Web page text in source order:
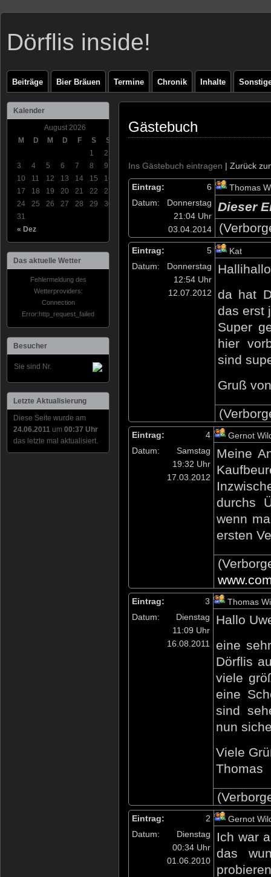
Dörflis inside!
Beiträge Bier Bräuen Termine Chronik Inhalte
Kalender
August 2026
M
D M D F S S
« Dez
1
2
3
4 5 6 7 8
9
10
11 12 13 14 15
16
17
18 19 20 21 22
23
24
25 26 27 28 29
30
31
Das aktuelle Wetter
Fehlermeldung des
Wetterproviders:
Connection
Error:http_request_failed
Besucher
Sie sind Nr.
Letzte Aktualisierung
Diese Seite wurde am
24.06.2011 um 00:37 Uhr
das letzte mal aktualisiert.
Gästebuch
Ins Gästebuch eintragen | Zurück
Eintrag:
6
Datum:
Donnerstag
21:04 Uhr
03.04.2014
Thomas
Dieser
Eintrag:
5
Datum:
Donnerstag
12:54 Uhr
12.07.2012
Kat
da hat
das erst
Super
hier
sind
Gruß
Eintrag:
4
Datum:
Samstag
19:32 Uhr
17.03.2012
Gernot
Meine
durchs
wenn
ersten
Eintrag:
3
Datum:
Dienstag
11:09 Uhr
16.08.2011
Thomas
Hallo
eine
Dörflis
viele
eine
sind
nun
Viele
Thomas
Eintrag:
2
Datum:
Dienstag
00:34 Uhr
01.06.2010
Gernot
Ich war
das